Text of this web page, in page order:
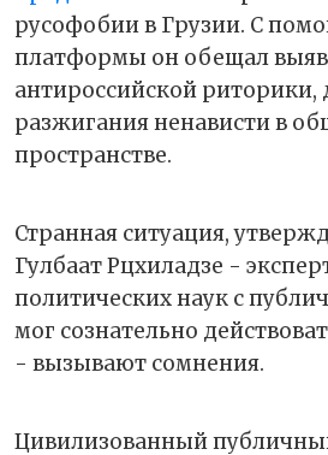
русофобии в Грузии. С
платформы он обещал
антироссийской
разжигания ненависти в
пространстве.
Странная ситуация,
Гулбаат Рцхиладзе -
политических наук с
мог сознательно
- вызывают сомнения.
Цивилизованный